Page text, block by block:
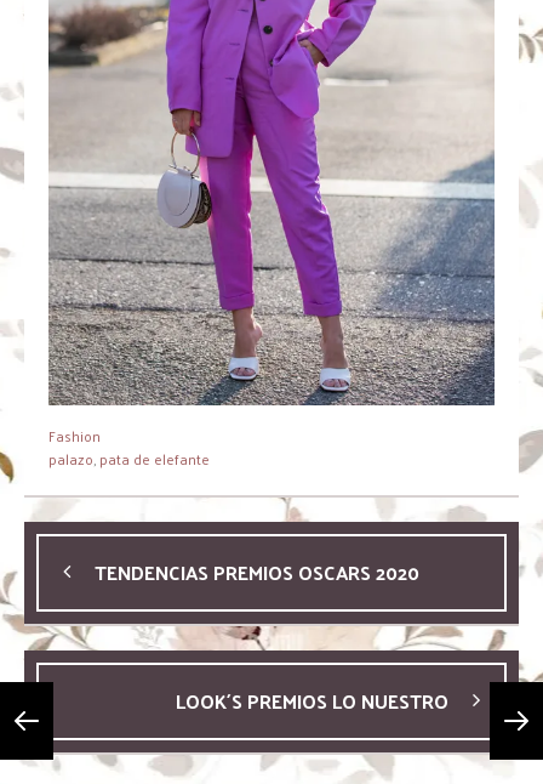
Fashion
palazo,pata de elefante
TENDENCIAS PREMIOS OSCARS 2020
LOOK´S PREMIOS LO NUESTRO